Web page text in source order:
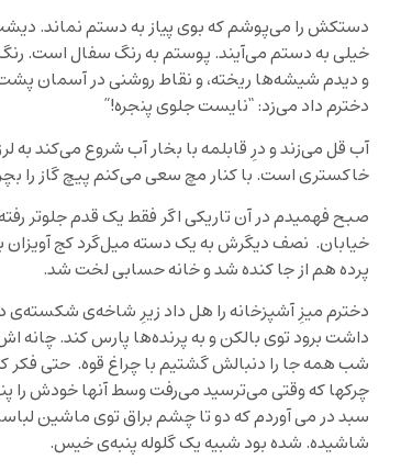
دستکش را می‌پوشم که بوی پیاز به دستم نماند.
خیلی به دستم می‌آیند. پوستم به رنگ سفال است.
و دیدم شیشه‌ها ریخته، و نقاط روشنی در آسمان
دخترم داد می‌زد: “نایست جلوی پنجره!”
آب قل می‌زند و درِ قابلمه با بخار آب شروع می‌کند به
خاکستری است. با کنار مچ سعی می‌کنم پیچ گاز را
صبح فهمیدم در آن تاریکی اگر فقط یک قدم جلوتر
خیابان. نصف دیگرش به یک دسته میل‌گرد کج آویزان
پرده هم از جا کنده شد و خانه حسابی لخت شد.
دخترم میزِ آشپزخانه را هل داد زیرِ شاخه‌ی شکسته‌ی
داشت برود توی بالکن و به پرنده‌ها پارس کند. چانه
شب همه جا را دنبالش گشتیم با چراغ قوه. حتی
چرکها که وقتی می‌ترسید می‌رفت وسط آنها خودش را
سبد در می آوردم که دو تا چشم براق توی ماشین
شاشیده. شده بود شبیه یک گلوله پنبه‌ی خیس.